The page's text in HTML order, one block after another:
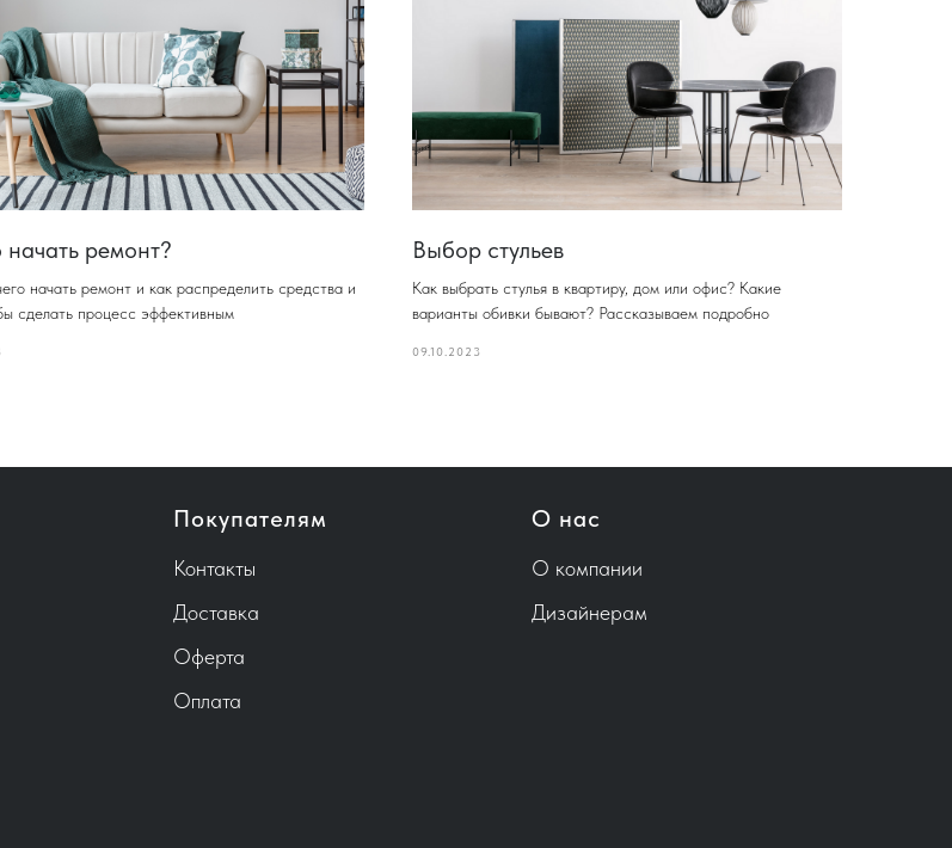
начать ремонт?
начать ремонт и как распределить средства и
сделать процесс эффективным
Выбор стульев
Как выбрать стулья в квартиру, дом или офис? Какие
варианты обивки бывают? Рассказываем подробно
09.10.2023
Покупателям
Контакты
Доставка
Оферта
Оплата
О нас
О компании
Дизайнерам